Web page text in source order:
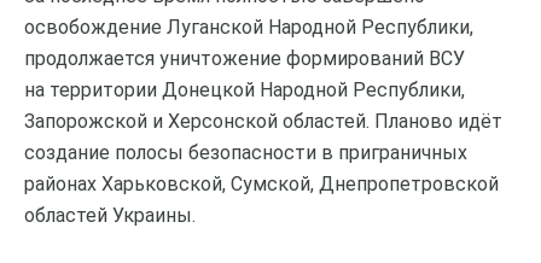
освобождение Луганской Народной Республики,
продолжается уничтожение формирований ВСУ
на территории Донецкой Народной Республики,
Запорожской и Херсонской областей. Планово идёт
создание полосы безопасности в приграничных
районах Харьковской, Сумской, Днепропетровской
областей Украины.